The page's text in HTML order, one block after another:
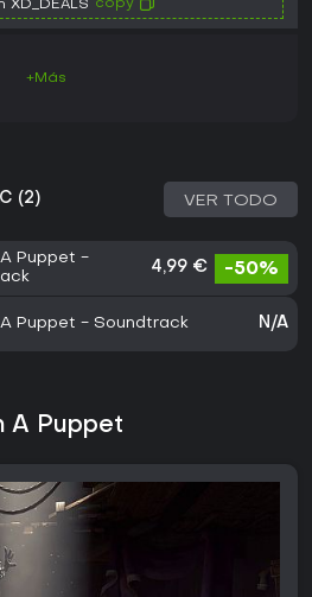
XD_DEALS copy
+Más
(2) VER TODO
Puppet -
4,99 € -50%
Puppet - Soundtrack N/A
A Puppet